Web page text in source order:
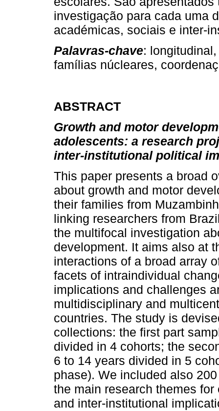
investigação para cada uma
académicas, sociais e inter-
Palavras-chave:
famílias núcleares,
ABSTRACT
Growth and motor
adolescents: a research
inter-institutional political
This paper presents a broad
about growth and motor
their families from
linking researchers from
the multifocal investigation
development. It aims also at
interactions of a broad array
facets of intraindividual
implications and challenges
multidisciplinary and
countries. The study is
collections: the first part
divided in 4 cohorts; the
6 to 14 years divided in 5
phase). We included also
the main research themes
and inter-institutional